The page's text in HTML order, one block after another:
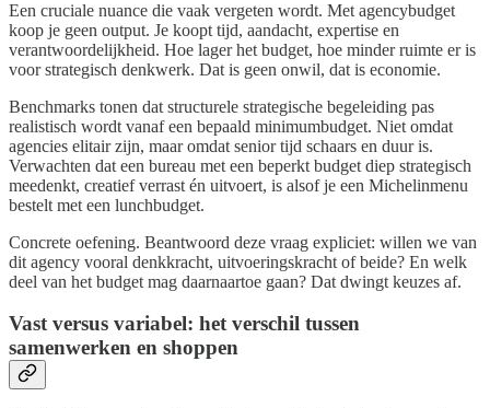
Een cruciale nuance die vaak vergeten wordt. Met agencybudget
koop je geen output. Je koopt tijd, aandacht, expertise en
verantwoordelijkheid. Hoe lager het budget, hoe minder ruimte er is
voor strategisch denkwerk. Dat is geen onwil, dat is economie.
Benchmarks tonen dat structurele strategische begeleiding pas
realistisch wordt vanaf een bepaald minimumbudget. Niet omdat
agencies elitair zijn, maar omdat senior tijd schaars en duur is.
Verwachten dat een bureau met een beperkt budget diep strategisch
meedenkt, creatief verrast én uitvoert, is alsof je een Michelinmenu
bestelt met een lunchbudget.
Concrete oefening. Beantwoord deze vraag expliciet: willen we van
dit agency vooral denkkracht, uitvoeringskracht of beide? En welk
deel van het budget mag daarnaartoe gaan? Dat dwingt keuzes af.
Vast versus variabel: het verschil tussen
samenwerken en shoppen